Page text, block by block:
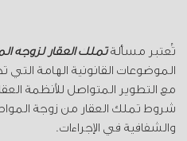
تُعتبر مسألةتملك العقار لزوجة
الموضوعات القانونية الهامة
مع التطوير المتواصل للأنظمة
شروط تملك العقار من زوجة
والشفافية في الإجراءات.